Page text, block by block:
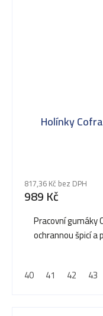
Holínky Cofra
817,36 Kč bez DPH
989 Kč
Pracovní gumáky
ochrannou špicí
40
41 42 43